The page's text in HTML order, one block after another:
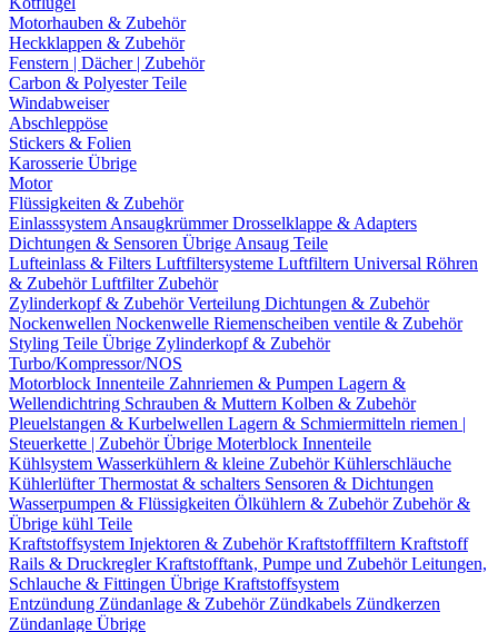
Motorhauben & Zubehör
Heckklappen & Zubehör
Fenstern | Dächer | Zubehör
Carbon & Polyester Teile
Windabweiser
Abschleppöse
Stickers & Folien
Karosserie Übrige
Motor
Flüssigkeiten & Zubehör
Einlasssystem AnsaugkrümmerDrosselklappe & Adapters
Dichtungen & Sensoren Übrige Ansaug Teile
Lufteinlass & Filters Luftfiltersysteme Luftfiltern Universal Röhren
& ZubehörLuftfilter Zubehör
Zylinderkopf & ZubehörVerteilung Dichtungen & Zubehör
Nockenwellen Nockenwelle Riemenscheiben ventile & Zubehör
Styling Teile Übrige Zylinderkopf & Zubehör
Turbo/Kompressor/NOS
Motorblock Innenteile Zahnriemen & Pumpen Lagern &
Wellendichtring Schrauben & Muttern Kolben & Zubehör
Pleuelstangen & Kurbelwellen Lagern & Schmiermitteln riemen |
Steuerkette | ZubehörÜbrige Moterblock Innenteile
Kühlsystem Wasserkühlern & kleine ZubehörKühlerschläuche
KühlerlüfterThermostat & schalters Sensoren & Dichtungen
Wasserpumpen & Flüssigkeiten Ölkühlern & Zubehör Zubehör &
Übrige kühl Teile
Kraftstoffsystem Injektoren & ZubehörKraftstofffiltern Kraftstoff
Rails & DruckreglerKraftstofftank, Pumpe und ZubehörLeitungen,
Schlauche & Fittingen Übrige Kraftstoffsystem
Entzündung Zündanlage & Zubehör Zündkabels Zündkerzen
Zündanlage Übrige